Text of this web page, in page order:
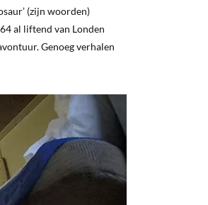
(zijn woorden)
al liftend van Londen
Genoeg verhalen